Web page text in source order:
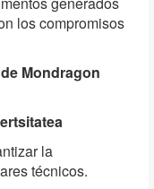
los compromisos
Mondragon
la
técnicos.